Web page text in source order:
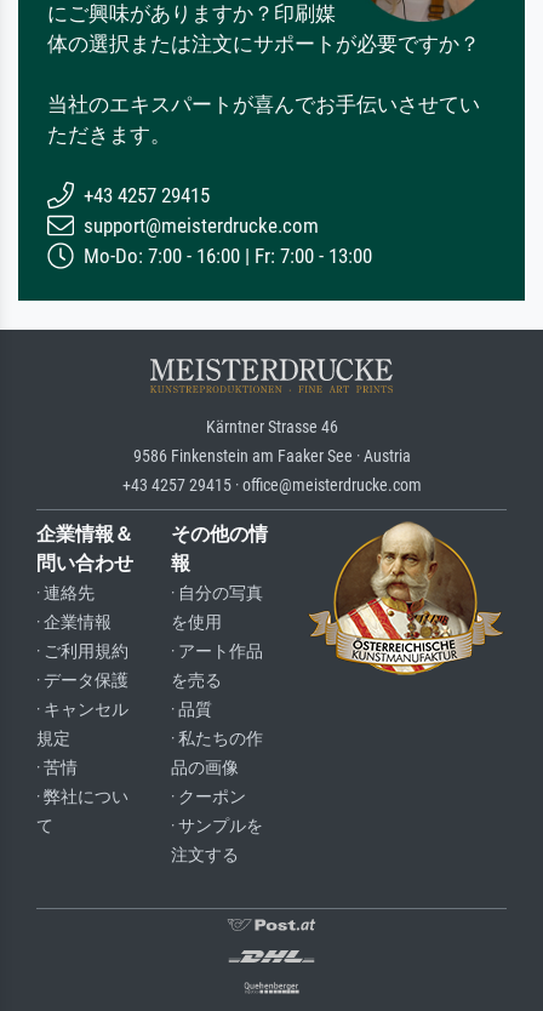
にご興味がありますか？印刷媒
体の選択または注文にサポートが必要ですか？
当社のエキスパートが喜んでお手伝いさせてい
ただきます。
+43 4257 29415
support@meisterdrucke.com
Mo-Do: 7:00 - 16:00 | Fr: 7:00 - 13:00
Kärntner Strasse 46
9586 Finkenstein am Faaker See · Austria
+43 4257 29415 · office@meisterdrucke.com
企業情報＆
問い合わせ
· 連絡先
· 企業情報
· ご利用規約
· データ保護
· キャンセル
規定
· 苦情
· 弊社につい
て
その他の情
報
· 自分の写真
を使用
· アート作品
を売る
· 品質
· 私たちの作
品の画像
· クーポン
· サンプルを
注文する